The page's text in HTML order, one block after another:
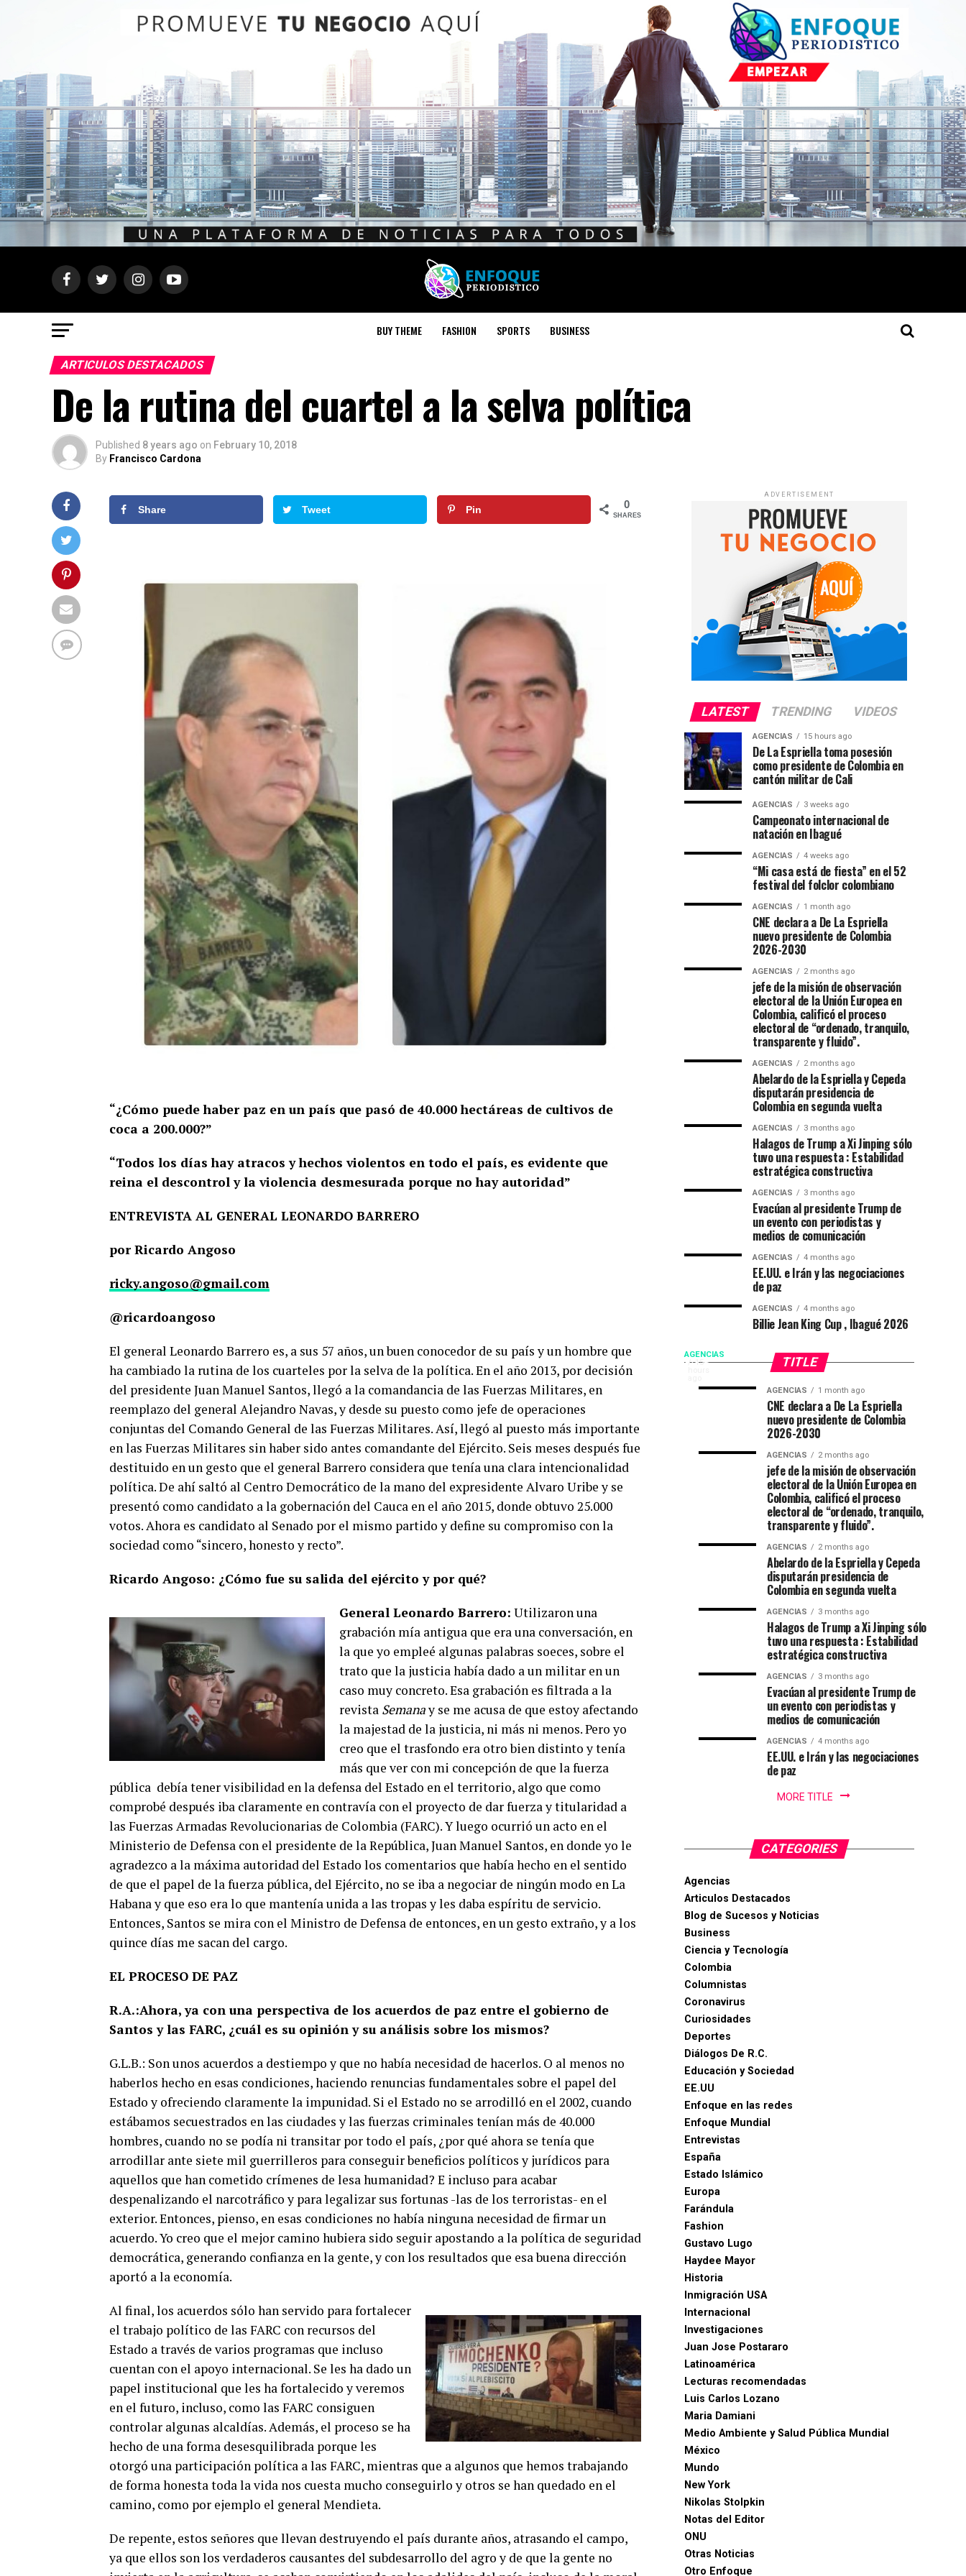
BUY THEME FASHION SPORTS BUSINESS
ARTICULOS DESTACADOS
De la rutina del cuartel a la selva política
Published 8 years ago on February 10, 2018
By Francisco Cardona
Share Tweet Pin 0
SHARES
“¿Cómo puede haber paz en un país que pasó de 40.000 hectáreas de cultivos de
coca a 200.000?”
“Todos los días hay atracos y hechos violentos en todo el país, es evidente que
reina el descontrol y la violencia desmesurada porque no hay autoridad”
ENTREVISTA AL GENERAL LEONARDO BARRERO
por Ricardo Angoso
ricky.angoso@gmail.com
@ricardoangoso
El general Leonardo Barrero es, a sus 57 años, un buen conocedor de su país y un hombre que
ha cambiado la rutina de los cuarteles por la selva de la política. En el año 2013, por decisión
del presidente Juan Manuel Santos, llegó a la comandancia de las Fuerzas Militares, en
reemplazo del general Alejandro Navas, y desde su puesto como jefe de operaciones
conjuntas del Comando General de las Fuerzas Militares. Así, llegó al puesto más importante
en las Fuerzas Militares sin haber sido antes comandante del Ejército. Seis meses después fue
destituido en un gesto que el general Barrero considera que tenía una clara intencionalidad
política. De ahí saltó al Centro Democrático de la mano del expresidente Alvaro Uribe y se
presentó como candidato a la gobernación del Cauca en el año 2015, donde obtuvo 25.000
votos. Ahora es candidato al Senado por el mismo partido y define su compromiso con la
sociedad como “sincero, honesto y recto”.
Ricardo Angoso: ¿Cómo fue su salida del ejército y por qué?
General Leonardo Barrero: Utilizaron una
grabación mía antigua que era una conversación, en
la que yo empleé algunas palabras soeces, sobre el
trato que la justicia había dado a un militar en un
caso muy concreto. Esa grabación es filtrada a la
revista Semanay se me acusa de que estoy afectando
la majestad de la justicia, ni más ni menos. Pero yo
creo que el trasfondo era otro bien distinto y tenía
más que ver con mi concepción de que la fuerza
pública debía tener visibilidad en la defensa del Estado en el territorio, algo que como
comprobé después iba claramente en contravía con el proyecto de dar fuerza y titularidad a
las Fuerzas Armadas Revolucionarias de Colombia (FARC). Y luego ocurrió un acto en el
Ministerio de Defensa con el presidente de la República, Juan Manuel Santos, en donde yo le
agradezco a la máxima autoridad del Estado los comentarios que había hecho en el sentido
de que el papel de la fuerza pública, del Ejército, no se iba a negociar de ningún modo en La
Habana y que eso era lo que mantenía unida a las tropas y les daba espíritu de servicio.
Entonces, Santos se mira con el Ministro de Defensa de entonces, en un gesto extraño, y a los
quince días me sacan del cargo.
EL PROCESO DE PAZ
R.A.:Ahora, ya con una perspectiva de los acuerdos de paz entre el gobierno de
Santos y las FARC, ¿cuál es su opinión y su análisis sobre los mismos?
G.L.B.: Son unos acuerdos a destiempo y que no había necesidad de hacerlos. O al menos no
haberlos hecho en esas condiciones, haciendo renuncias fundamentales sobre el papel del
Estado y ofreciendo claramente la impunidad. Si el Estado no se arrodilló en el 2002, cuando
estábamos secuestrados en las ciudades y las fuerzas criminales tenían más de 40.000
hombres, cuando no se podía ni transitar por todo el país, ¿por qué ahora se tenía que
arrodillar ante siete mil guerrilleros para conseguir beneficios políticos y jurídicos para
aquellos que han cometido crímenes de lesa humanidad? E incluso para acabar
despenalizando el narcotráfico y para legalizar sus fortunas -las de los terroristas- en el
exterior. Entonces, pienso, en esas condiciones no había ninguna necesidad de firmar un
acuerdo. Yo creo que el mejor camino hubiera sido seguir apostando a la política de seguridad
democrática, generando confianza en la gente, y con los resultados que esa buena dirección
aportó a la economía.
Al final, los acuerdos sólo han servido para fortalecer
el trabajo político de las FARC con recursos del
Estado a través de varios programas que incluso
cuentan con el apoyo internacional. Se les ha dado un
papel institucional que les ha fortalecido y veremos
en el futuro, incluso, como las FARC consiguen
controlar algunas alcaldías. Además, el proceso se ha
hecho de una forma desesquilibrada porque les
otorgó una participación política a las FARC, mientras que a algunos que hemos trabajando
de forma honesta toda la vida nos cuesta mucho conseguirlo y otros se han quedado en el
camino, como por ejemplo el general Mendieta.
De repente, estos señores que llevan destruyendo el país durante años, atrasando el campo,
ya que ellos son los verdaderos causantes del subdesarrollo del agro y de que la gente no
ADVERTISEMENT
LATEST TRENDING VIDEOS
AGENCIAS 15 hours ago
De La Espriella toma posesión
como presidente de Colombia en
cantón militar de Cali
AGENCIAS 3 weeks ago
Campeonato internacional de
natación en Ibagué
AGENCIAS 4 weeks ago
“Mi casa está de fiesta” en el 52
festival del folclor colombiano
AGENCIAS 1 month ago
CNE declara a De La Espriella
nuevo presidente de Colombia
2026-2030
AGENCIAS 2 months ago
jefe de la misión de observación
electoral de la Unión Europea en
Colombia, calificó el proceso
electoral de “ordenado, tranquilo,
transparente y fluido”.
AGENCIAS 2 months ago
Abelardo de la Espriella y Cepeda
disputarán presidencia de
Colombia en segunda vuelta
AGENCIAS 3 months ago
Halagos de Trump a Xi Jinping sólo
tuvo una respuesta : Estabilidad
estratégica constructiva
AGENCIAS 3 months ago
Evacúan al presidente Trump de
un evento con periodistas y
medios de comunicación
AGENCIAS 4 months ago
EE.UU. e Irán y las negociaciones
de paz
AGENCIAS 4 months ago
Billie Jean King Cup , Ibagué 2026
TITLE
AGENCIAS
15
De
La
Espriella
toma
posesión
presidente
Colombia
cantón
de
EP
natación
festival
AGENCIAS 1 month ago
CNE declara a De La Espriella
nuevo presidente de Colombia
2026-2030
AGENCIAS 2 months ago
jefe de la misión de observación
electoral de la Unión Europea en
Colombia, calificó el proceso
electoral de “ordenado, tranquilo,
transparente y fluido”.
AGENCIAS 2 months ago
Abelardo de la Espriella y Cepeda
disputarán presidencia de
Colombia en segunda vuelta
AGENCIAS 3 months ago
Halagos de Trump a Xi Jinping sólo
tuvo una respuesta : Estabilidad
estratégica constructiva
AGENCIAS 3 months ago
Evacúan al presidente Trump de
un evento con periodistas y
medios de comunicación
AGENCIAS 4 months ago
EE.UU. e Irán y las negociaciones
de paz
MORE TITLE
CATEGORIES
Agencias
Articulos Destacados
Blog de Sucesos y Noticias
Business
Ciencia y Tecnología
Colombia
Columnistas
Coronavirus
Curiosidades
Deportes
Diálogos De R.C.
Educación y Sociedad
EE.UU
Enfoque en las redes
Enfoque Mundial
Entrevistas
España
Estado Islámico
Europa
Farándula
Fashion
Gustavo Lugo
Haydee Mayor
Historia
Inmigración USA
Internacional
Investigaciones
Juan Jose Postararo
Latinoamérica
Lecturas recomendadas
Luis Carlos Lozano
Maria Damiani
Medio Ambiente y Salud Pública Mundial
México
Mundo
New York
Nikolas Stolpkin
Notas del Editor
ONU
Otras Noticias
Otro Enfoque